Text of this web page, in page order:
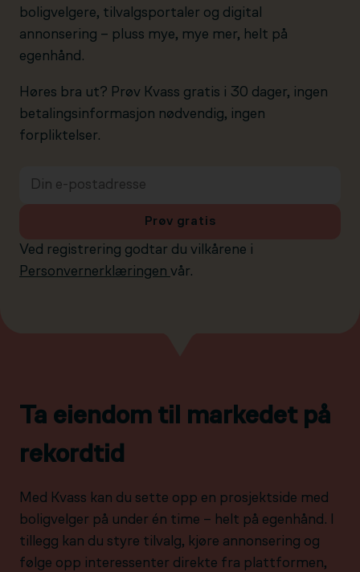
boligvelgere, tilvalgsportaler og digital
annonsering – pluss mye, mye mer, helt på
egenhånd.
Høres bra ut? Prøv Kvass gratis i 30 dager, ingen
betalingsinformasjon nødvendig, ingen
forpliktelser.
Ved registrering godtar du vilkårene i
Personvernerklæringen vår.
Prøv gratis
Ta eiendom til markedet på
rekordtid
Med Kvass kan du sette opp en prosjektside med
boligvelger på under én time – helt på egenhånd. I
tillegg kan du styre tilvalg, kjøre annonsering og
følge opp interessenter direkte fra plattformen,